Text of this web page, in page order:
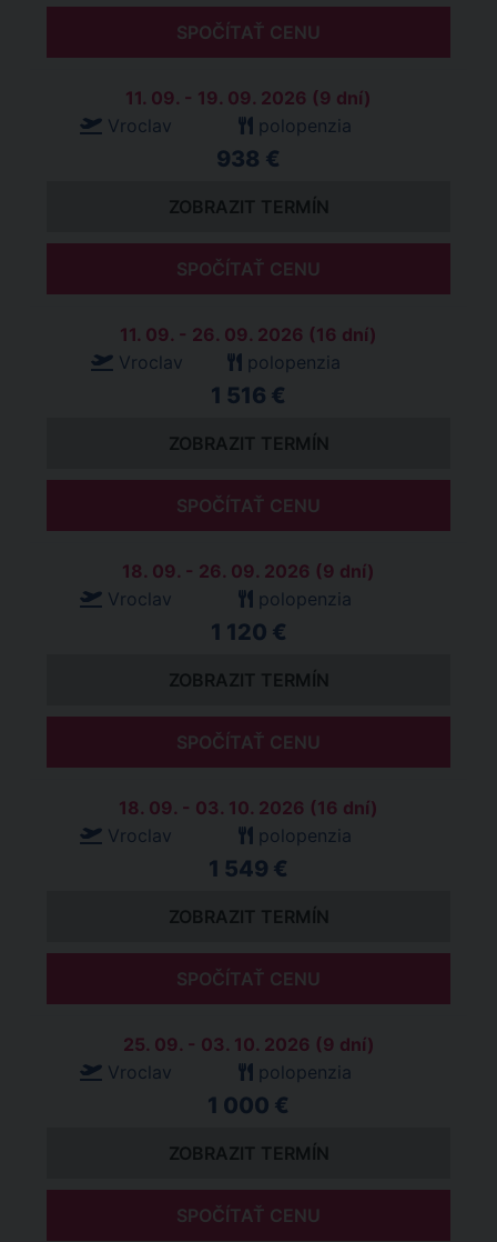
SPOČÍTAŤ CENU
11. 09. - 19. 09. 2026 (9 dní)
Vroclav
polopenzia
938 €
ZOBRAZIT TERMÍN
SPOČÍTAŤ CENU
11. 09. - 26. 09. 2026 (16 dní)
Vroclav
polopenzia
1 516 €
ZOBRAZIT TERMÍN
SPOČÍTAŤ CENU
18. 09. - 26. 09. 2026 (9 dní)
Vroclav
polopenzia
1 120 €
ZOBRAZIT TERMÍN
SPOČÍTAŤ CENU
18. 09. - 03. 10. 2026 (16 dní)
Vroclav
polopenzia
1 549 €
ZOBRAZIT TERMÍN
SPOČÍTAŤ CENU
25. 09. - 03. 10. 2026 (9 dní)
Vroclav
polopenzia
1 000 €
ZOBRAZIT TERMÍN
SPOČÍTAŤ CENU